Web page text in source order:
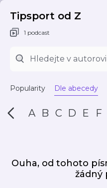
Tipsport od Z
1 podcast
Popularity Dle abecedy
A B C D E F
Ouha, od tohoto
žádný